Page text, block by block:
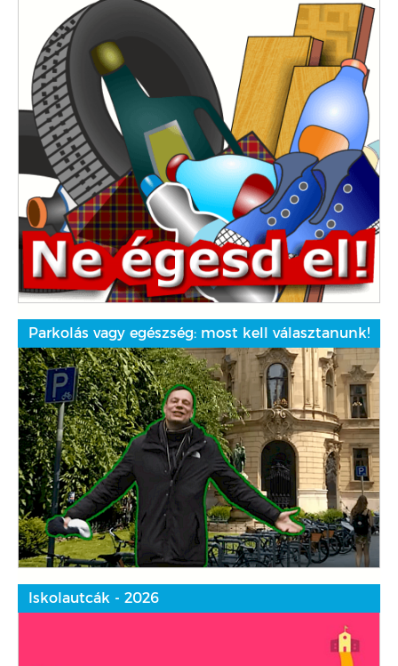
Parkolás vagy egészség: most kell választanunk!
Iskolautcák - 2026